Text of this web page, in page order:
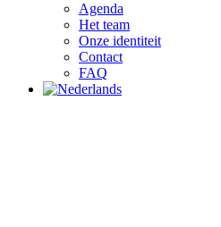
Agenda
Het team
Onze identiteit
Contact
FAQ